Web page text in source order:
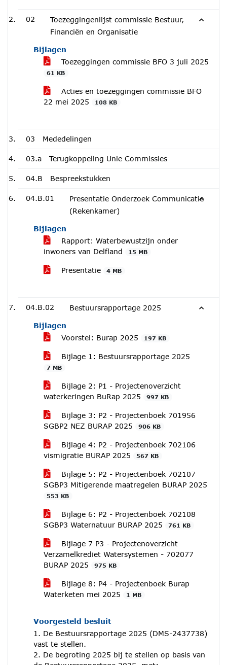
02
Toezeggingenlijst commissie Bestuur,
Financiën en Organisatie
Bijlagen
Toezeggingen commissie BFO 3 juli 2025
61 KB
Acties en toezeggingen commissie BFO
22 mei 2025
108 KB
03 Mededelingen
03.a Terugkoppeling Unie Commissies
04.B Bespreekstukken
04.B.01
Presentatie Onderzoek Communicatie
(Rekenkamer)
Bijlagen
Rapport: Waterbewustzijn onder
inwoners van Delfland
15 MB
Presentatie 4 MB
04.B.02 Bestuursrapportage 2025
Bijlagen
Voorstel: Burap 2025
197 KB
Bijlage 1: Bestuursrapportage 2025
7 MB
Bijlage 2: P1 - Projectenoverzicht
waterkeringen BuRap 2025
997 KB
Bijlage 3: P2 - Projectenboek 701956
SGBP2 NEZ BURAP 2025
906 KB
Bijlage 4: P2 - Projectenboek 702106
vismigratie BURAP 2025
567 KB
Bijlage 5: P2 - Projectenboek 702107
SGBP3 Mitigerende maatregelen BURAP 2025
553 KB
Bijlage 6: P2 - Projectenboek 702108
SGBP3 Waternatuur BURAP 2025
761 KB
Bijlage 7 P3 - Projectenoverzicht
Verzamelkrediet Watersystemen - 702077
BURAP 2025
975 KB
Bijlage 8: P4 - Projectenboek Burap
Waterketen mei 2025
1 MB
Voorgesteld besluit
1. De Bestuursrapportage 2025 (DMS-2437738)
vast te stellen.
2. De begroting 2025 bij te stellen op basis van